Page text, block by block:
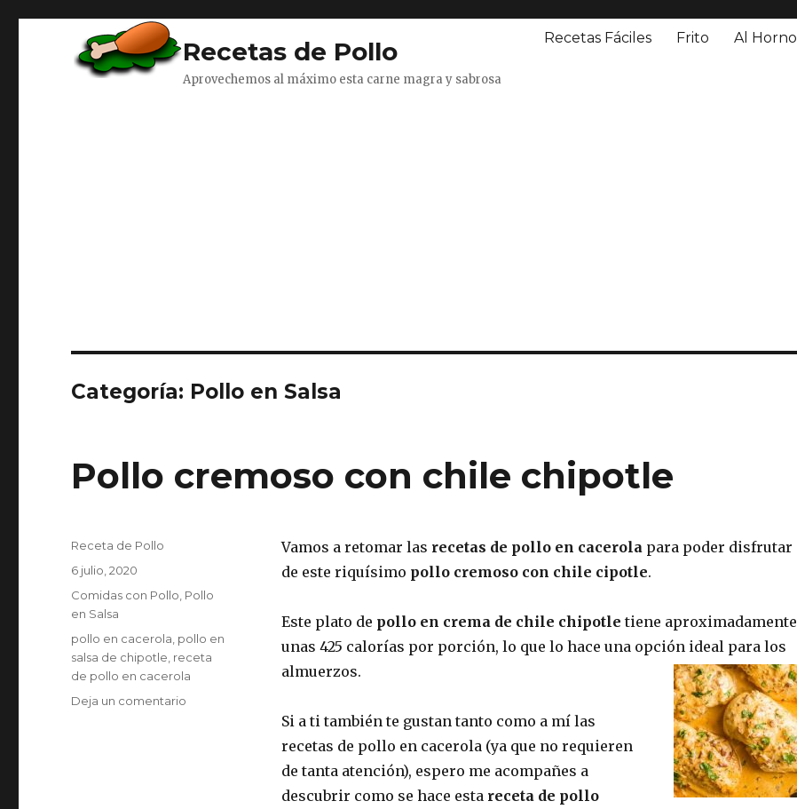
Recetas de Pollo
Aprovechemos al máximo esta carne magra y sabrosa
Recetas Fáciles Frito Al Horno
Categoría: Pollo en Salsa
Pollo cremoso con chile chipotle
Vamos a retomar las recetas de pollo en cacerola para poder disfrutar
de este riquísimo pollo cremoso con chile cipotle.
Este plato de pollo en crema de chile chipotle tiene aproximadamente
unas 425 calorías por porción, lo que lo hace una opción ideal para los
almuerzos.
Si a ti también te gustan tanto como a mí las
recetas de pollo en cacerola (ya que no requieren
de tanta atención), espero me acompañes a
descubrir como se hace esta receta de pollo
Autor
Receta de Pollo
Publicado
6 julio, 2020
Categorías
Comidas con Pollo Pollo
en Salsa
Etiquetas
pollo en cacerola pollo en
salsa de chipotle receta
de pollo en cacerola
Deja un comentario